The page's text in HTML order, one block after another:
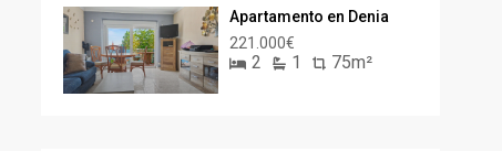
Apartamento en Denia
221.000€
2 1 75m²